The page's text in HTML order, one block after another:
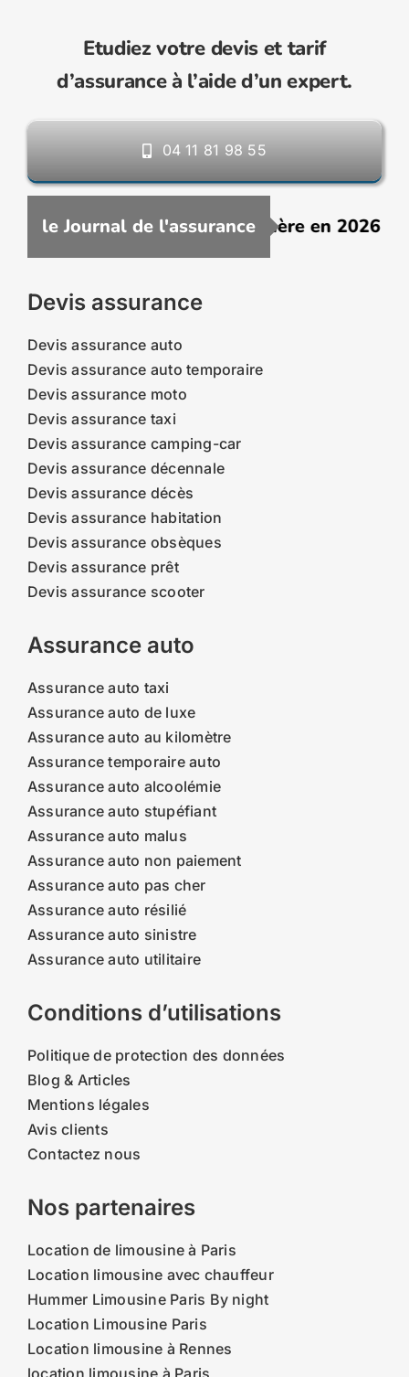
Etudiez votre devis et tarif
d’assurance à l’aide d’un expert.
04 11 81 98 55
le Journal de l'assurance
VTC moins chère en 2026 :
Devis assurance
Devis assurance auto
Devis assurance auto temporaire
Devis assurance moto
Devis assurance taxi
Devis assurance camping-car
Devis assurance décennale
Devis assurance décès
Devis assurance habitation
Devis assurance obsèques
Devis assurance prêt
Devis assurance scooter
Assurance auto
Assurance auto taxi
Assurance auto de luxe
Assurance auto au kilomètre
Assurance temporaire auto
Assurance auto alcoolémie
Assurance auto stupéfiant
Assurance auto malus
Assurance auto non paiement
Assurance auto pas cher
Assurance auto résilié
Assurance auto sinistre
Assurance auto utilitaire
Conditions d’utilisations
Politique de protection des données
Blog & Articles
Mentions légales
Avis clients
Contactez nous
Nos partenaires
Location de limousine à Paris
Location limousine avec chauffeur
Hummer Limousine Paris By night
Location Limousine Paris
Location limousine à Rennes